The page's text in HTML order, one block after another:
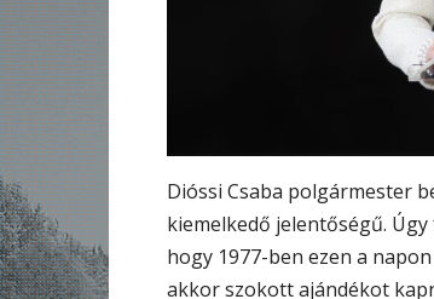
Dióssi Csaba polgármester
kiemelkedő jelentőségű.
hogy 1977-ben ezen a
akkor szokott ajándékot